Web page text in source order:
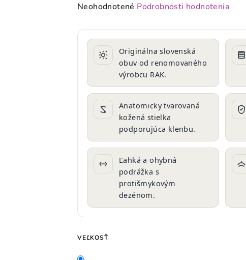
Priemerné
produktu
hviezdičiek.
Neohodnotené Podrobnosti hodnotenia
Originálna slovenská
obuv od renomovaného
výrobcu RAK.
Anatomicky tvarovaná
kožená stielka
podporujúca klenbu.
Ľahká a ohybná
podrážka s
protišmykovým
dezénom.
VEĽKOSŤ